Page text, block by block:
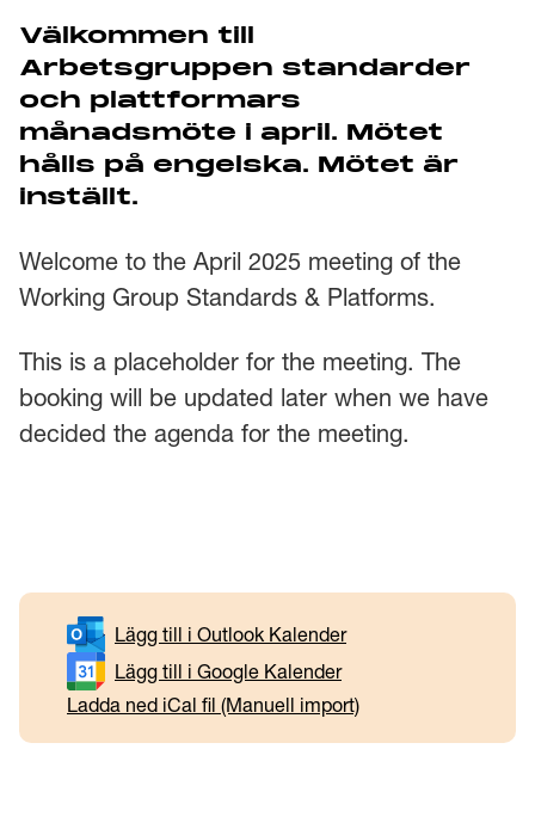
Välkommen till
Arbetsgruppen standarder
och plattformars
månadsmöte i april. Mötet
hålls på engelska. Mötet är
inställt.
Welcome to the April 2025 meeting of the
Working Group Standards & Platforms.
This is a placeholder for the meeting. The
booking will be updated later when we have
decided the agenda for the meeting.
Lägg till i Outlook Kalender
Lägg till i Google Kalender
Ladda ned iCal fil (Manuell import)